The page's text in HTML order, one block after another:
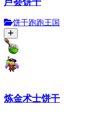
饼干跑跑王国
炼金术士饼干